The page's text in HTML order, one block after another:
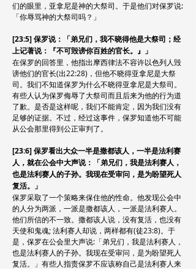
们的眼里，亚拿尼是神的大祭司。于是他们对保罗说:
「你辱骂神的大祭司吗？」
[23:5] 保罗说：「弟兄们，我不晓得他是大祭司；经
上记著说：『不可毁谤你百姓的官长。』」
在保罗的回答里，他指出摩西律法不容许以色列人毁
谤他们的官长(出22:28)，但他不晓得亚拿尼是大祭
司。我们不知道保罗为什么不晓得亚拿尼是大祭司。
有些人认为保罗侮辱了大祭司而且后来为他的行为道
了歉。是否是这样呢，我们不能肯定，因为我们没有
足够的证据。不过，经过这事件，保罗知道他不可能
从公会那里得到公正审判了。
[23:6] 保罗看出大众一半是撒都该人，一半是法利赛
人，就在公会中大声说：「弟兄们，我是法利赛人，
也是法利赛人的子孙。我现在受审问，是为盼望死人
复活。」
保罗采取了一个策略来保住他的性命。他发现公会中
的人分为两派，一派是撒都该人，一派是法利赛人。
他们所信的不一致。撒都该人说，没有复活，也没有
天使和鬼魂; 法利赛人却说，两样都有(徒23:8)。于
是，保罗在公会里大声说:「弟兄们，我是法利赛人，
也是法利赛人的子孙。我现在受审问，是为盼望死人
复活。」有些人指责保罗不应该称自己是法利赛人来